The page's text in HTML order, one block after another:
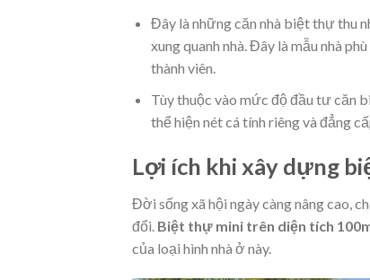
Đây là những căn nhà biệt thự thu
xung quanh nhà. Đây là mẫu nhà
thành viên.
Tùy thuộc vào mức độ đầu tư căn
thể hiện nét cá tính riêng và đẳng
Lợi ích khi xây dựng
Đời sống xã hội ngày càng nâng cao,
đổi. Biệt thự mini trên diện tích
của loại hình nhà ở này.